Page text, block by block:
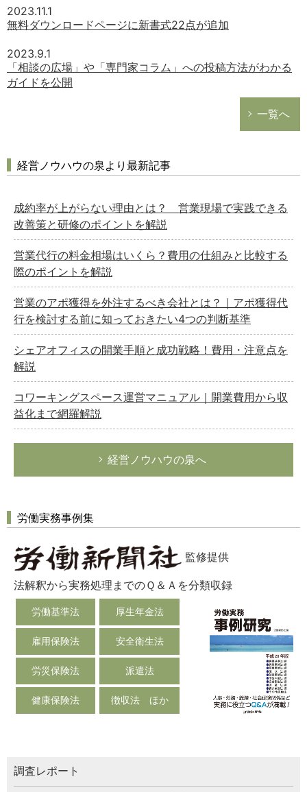
2023.11.1
無料ダウンロードページに新書式22点が追加
2023.9.1
「相談の広場」や「専門家コラム」への投稿方法がわかる
ガイドを公開
一覧へ
経営ノウハウの泉より最新記事
成約率が上がらない理由とは？ 営業現場で実践できる
改善策と研修のポイントを解説
営業代行の料金相場はいくら？費用の仕組みと比較する
際のポイントを解説
営業のアポ獲得を外注するべき会社とは？｜アポ獲得代
行を検討する前に知っておきたい4つの判断基準
シェアオフィスの開業手順と成功戦略！費用・注意点を
解説
コワーキングスペース運営マニュアル｜開業費用から収
益化まで網羅解説
経営ノウハウの泉へ
労働実務事例集
監修提供
法解釈から実務処理までのＱ＆Ａを分類収録
労働基準法 厚生年金法
雇用保険法 安全衛生法
労災保険法 派遣法
健康保険法 徴収法 ほか
調査レポート